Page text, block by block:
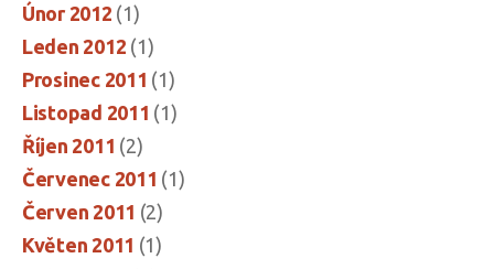
Únor 2012 (1)
Leden 2012 (1)
Prosinec 2011 (1)
Listopad 2011 (1)
Říjen 2011 (2)
Červenec 2011 (1)
Červen 2011 (2)
Květen 2011 (1)